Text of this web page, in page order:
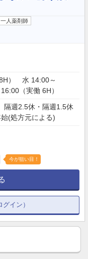
一人薬剤師
） 水 14:00～
（実働 6H）
隔週2.5休・隔週1.5休
(処方元による)
今が狙い目！
イン）